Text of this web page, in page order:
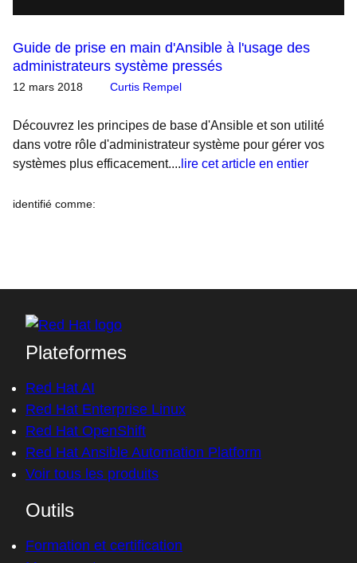
Guide de prise en main d'Ansible à l'usage des
administrateurs système pressés
12 mars 2018 Curtis Rempel
Découvrez les principes de base d'Ansible et son utilité
dans votre rôle d'administrateur système pour gérer vos
systèmes plus efficacement.... lire cet article en entier
identifié comme:
Plateformes
Red Hat AI
Red Hat Enterprise Linux
Red Hat OpenShift
Red Hat Ansible Automation Platform
Voir tous les produits
Outils
Formation et certification